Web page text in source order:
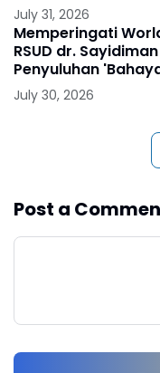
July 31, 2026
Memperingati
RSUD dr.
Penyuluhan
July 30, 2026
Post a